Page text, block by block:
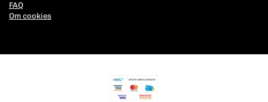
FAQ
Om cookies